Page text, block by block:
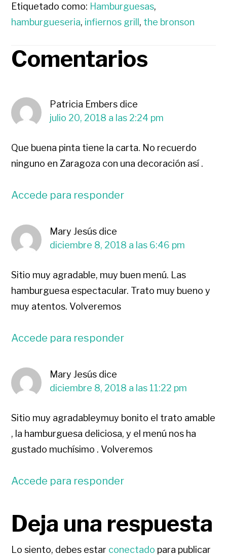
Etiquetado como: Hamburguesas,
hamburgueseria, infiernos grill, the bronson
INTERACCIONES
CON
LOS
LECTORES
Comentarios
Patricia Embers dice
julio 20, 2018 a las 2:24 pm
Que buena pinta tiene la carta. No recuerdo
ninguno en Zaragoza con una decoración así .
Accede para responder
Mary Jesús dice
diciembre 8, 2018 a las 6:46 pm
Sitio muy agradable, muy buen menú. Las
hamburguesa espectacular. Trato muy bueno y
muy atentos. Volveremos
Accede para responder
Mary Jesús dice
diciembre 8, 2018 a las 11:22 pm
Sitio muy agradableymuy bonito el trato amable
, la hamburguesa deliciosa, y el menú nos ha
gustado muchísimo . Volveremos
Accede para responder
Deja una respuesta
Lo siento, debes estar conectado para publicar